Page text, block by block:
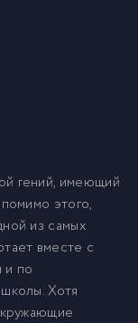
гений, имеющий
этого,
из самых
вместе с
и по
Хотя